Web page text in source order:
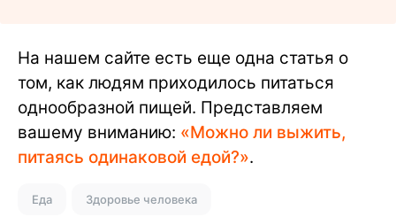
На нашем сайте есть еще одна статья о
том, как людям приходилось питаться
однообразной пищей. Представляем
вашему вниманию: «Можно ли выжить,
питаясь одинаковой едой?».
Еда Здоровье человека